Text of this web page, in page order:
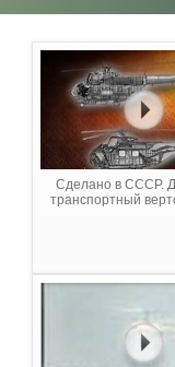
Сделано в СССР.
транспортный